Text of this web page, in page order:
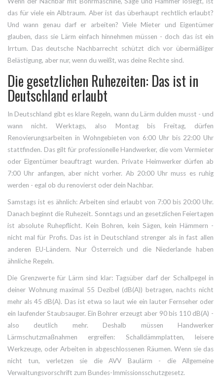
das für viele ein Albtraum. Aber ist das überhaupt rechtlich erlaubt?
Und wann genau darf er arbeiten? Viele Mieter und Eigentümer
glauben, dass sie Lärm einfach hinnehmen müssen - doch das ist ein
Irrtum. Das deutsche Nachbarrecht schützt dich vor übermäßiger
Belästigung, aber nur, wenn du weißt, was deine Rechte sind.
Die gesetzlichen Ruhezeiten: Das ist in
Deutschland erlaubt
In Deutschland gibt es klare Regeln, wann du Lärm dulden musst - und
wann nicht. Werktags, also Montag bis Freitag, dürfen
Renovierungsarbeiten in Wohngebieten von 6:00 Uhr bis 22:00 Uhr
stattfinden. Das gilt für professionelle Handwerker, die vom Vermieter
oder Eigentümer beauftragt wurden. Private Heimwerker dürfen ab
7:00 Uhr anfangen, aber nicht vorher. Ab 20:00 Uhr muss es ruhig
werden - egal ob du renovierst oder dein Nachbar.
Samstags ist es ähnlich: Arbeiten sind erlaubt von 7:00 bis 20:00 Uhr.
Danach beginnt die Ruhezeit. Sonntags und an gesetzlichen Feiertagen
ist absolute Ruhepflicht. Kein Bohren, kein Sägen, kein Hämmern -
nicht mal für Profis. Das ist in Deutschland strenger als in fast allen
anderen EU-Ländern. Nur Österreich und die Niederlande haben
ähnliche Regeln.
Die Grenzwerte für Lärm sind klar: Tagsüber darf der Schallpegel in
deiner Wohnung maximal 55 Dezibel (dB(A)) betragen, nachts nicht
mehr als 45 dB(A). Das ist etwa so laut wie ein lauter Fernseher oder
ein laufender Staubsauger. Ein Bohrer erzeugt aber 90 bis 110 dB(A) -
also deutlich mehr. Deshalb müssen Handwerker
Lärmschutzmaßnahmen ergreifen: Schalldämmplatten, leisere
Werkzeuge, oder Arbeiten in abgeschlossenen Räumen. Wenn sie das
nicht tun, verletzen sie die AVV Baulärm - die Allgemeine
Verwaltungsvorschrift zum Bundes-Immissionsschutzgesetz.